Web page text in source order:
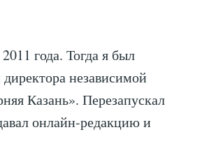
года. Тогда я был
независимой
Казань». Перезапускал
онлайн-редакцию и